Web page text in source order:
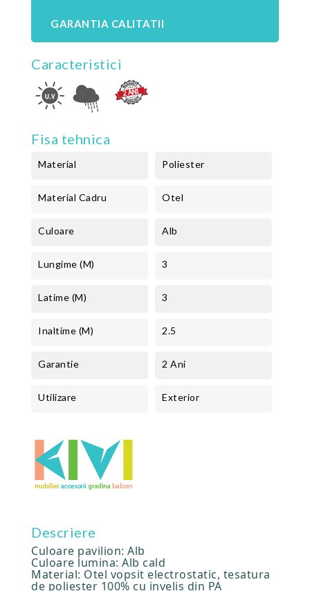
GARANTIA CALITATII
Caracteristici
Fisa tehnica
Material Poliester
Material Cadru Otel
Culoare Alb
Lungime (m) 3
Latime (m) 3
Inaltime (m) 2.5
Garantie 2 Ani
Utilizare Exterior
Descriere
Culoare pavilion: Alb
Culoare lumina: Alb cald
Material: Otel vopsit electrostatic, tesatura
de poliester 100% cu invelis din PA